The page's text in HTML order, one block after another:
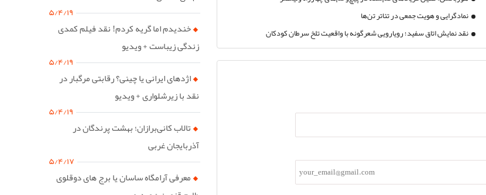
نمادگرایی و هویت جمعی در تئاتر تن‌ها
نقد نمایش اتاق سفید؛ رویارویی شعرگونه با واقعیت تلخ سرطان کودکان
۵/۴/۱۹
خندیدم اما گریه کردم! نقد فیلم کمدی
زندگی زیباست + ویدیو
۵/۴/۱۹
اژدهای ایرانی یا چینی؟ رقابتی مرگبار در
نقد با زیرشلواری + ویدیو
۵/۴/۱۹
تالاب کانی‌برازان؛ بهشت پرندگان در
آذربایجان غربی
۵/۴/۱۷
معرفی آرامگاه ساسان یا برج های دوقلوی